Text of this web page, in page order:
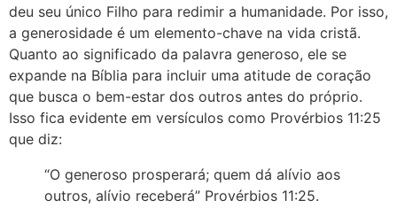
deu seu único Filho para redimir a humanidade. Por isso,
a generosidade é um elemento-chave na vida cristã.
Quanto ao significado da palavra generoso, ele se
expande na Bíblia para incluir uma atitude de coração
que busca o bem-estar dos outros antes do próprio.
Isso fica evidente em versículos como Provérbios 11:25
que diz:
“O generoso prosperará; quem dá alívio aos
outros, alívio receberá” Provérbios 11:25.